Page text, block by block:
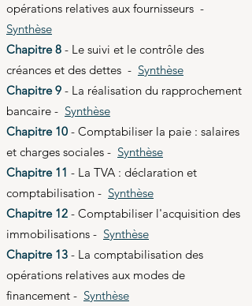
opérations relatives aux fournisseurs -
Synthèse
Chapitre 8 - Le suivi et le contrôle des
créances et des dettes - Synthèse
Chapitre 9 - La réalisation du rapprochement
bancaire - Synthèse
Chapitre 10 - Comptabiliser la paie : salaires
et charges sociales - Synthèse
Chapitre 11 - La TVA : déclaration et
comptabilisation - Synthèse
Chapitre 12 - Comptabiliser l'acquisition des
immobilisations - Synthèse
​Chapitre 13 - La comptabilisation des
opérations relatives aux modes de
financement - Synthèse